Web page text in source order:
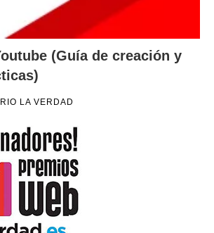
(Guía de creación y
LA VERDAD